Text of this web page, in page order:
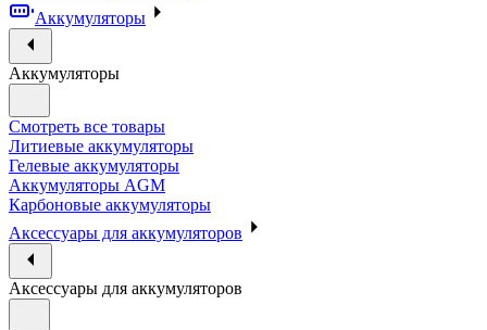
Аккумуляторы
Аккумуляторы
Смотреть все товары
Литиевые аккумуляторы
Гелевые аккумуляторы
Аккумуляторы AGM
Карбоновые аккумуляторы
Аксессуары для аккумуляторов
Аксессуары для аккумуляторов